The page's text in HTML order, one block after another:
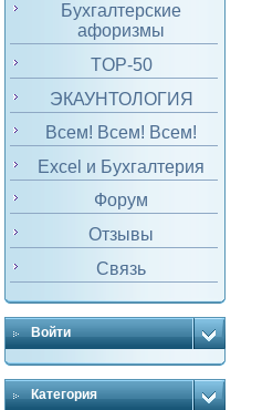
Бухгалтерские
афоризмы
TOP-50
ЭКАУНТОЛОГИЯ
Всем! Всем! Всем!
Excel и Бухгалтерия
Форум
Отзывы
Связь
Войти
Категория